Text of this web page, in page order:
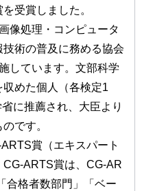
受賞しました。
像処理・コンピュータ
術の普及に務める協会
しています。文部科学
めた個人（各検定1
に推薦され、大臣より
です。
賞（エキスパート
ARTS賞は、CG-AR
合格者数部門」「ベー